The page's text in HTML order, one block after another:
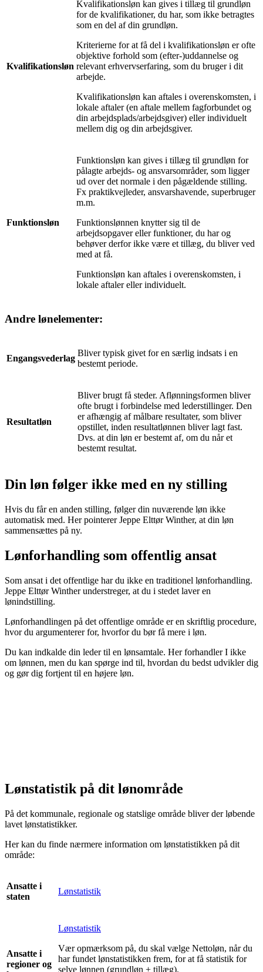
Kvalifikationsløn
Kvalifikationsløn kan gives i tillæg til grundløn
for de kvalifikationer, du har, som ikke betragtes
som en del af din grundløn.
Kriterierne for at få del i kvalifikationsløn er ofte
objektive forhold som (efter-)uddannelse og
relevant erhvervserfaring, som du bruger i dit
arbejde.
Kvalifikationsløn kan aftales i overenskomsten, i
lokale aftaler (en aftale mellem fagforbundet og
din arbejdsplads/arbejdsgiver) eller individuelt
mellem dig og din arbejdsgiver.
Funktionsløn
Funktionsløn kan gives i tillæg til grundløn for
pålagte arbejds- og ansvarsområder, som ligger
ud over det normale i den pågældende stilling.
Fx praktikvejleder, ansvarshavende, superbruger
m.m.
Funktionslønnen knytter sig til de
arbejdsopgaver eller funktioner, du har og
behøver derfor ikke være et tillæg, du bliver ved
med at få.
Funktionsløn kan aftales i overenskomsten, i
lokale aftaler eller individuelt.
Andre lønelementer:
Engangsvederlag
Bliver typisk givet for en særlig indsats i en
bestemt periode.
Resultatløn
Bliver brugt få steder. Aflønningsformen bliver
ofte brugt i forbindelse med lederstillinger. Den
er afhængig af målbare resultater, som bliver
opstillet, inden resultatlønnen bliver lagt fast.
Dvs. at din løn er bestemt af, om du når et
bestemt resultat.
Din løn følger ikke med en ny stilling
Hvis du får en anden stilling, følger din nuværende løn ikke
automatisk med. Her pointerer Jeppe Elttør Winther, at din løn
sammensættes på ny.
Lønforhandling som offentlig ansat
Som ansat i det offentlige har du ikke en traditionel lønforhandling.
Jeppe Elttør Winther understreger, at du i stedet laver en
lønindstilling.
Lønforhandlingen på det offentlige område er en skriftlig procedure,
hvor du argumenterer for, hvorfor du bør få mere i løn.
Du kan indkalde din leder til en lønsamtale. Her forhandler I ikke
om lønnen, men du kan spørge ind til, hvordan du bedst udvikler dig
og gør dig fortjent til en højere løn.
Lønstatistik på dit lønområde
På det kommunale, regionale og statslige område bliver der løbende
lavet lønstatistikker.
Her kan du finde nærmere information om lønstatistikken på dit
område:
Ansatte i
staten
Lønstatistik
Ansatte i
regioner og
Lønstatistik
Vær opmærksom på, du skal vælge Nettoløn, når du
har fundet lønstatistikken frem, for at få statistik for
selve lønnen (grundløn + tillæg).